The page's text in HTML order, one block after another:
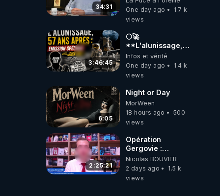
34:31
climatique, on
répond
One day ago
1.7 k
views
3:46:45
🌕🚀
**L'alunissage,
57 ans après :
Émission spéciale
avec John Doe
Infos et vérité
One day ago
1.4 k
views
6:05
Night or Day
MorWeen
18 hours ago
500
views
2:25:21
Opération
Gergovie :
‪@38resistancegauloise‬
‪@MarionSigautOfficiel‬
‪@gladysriifard5710‬
Nicolas BOUVIER
2 days ago
1.5 k
views